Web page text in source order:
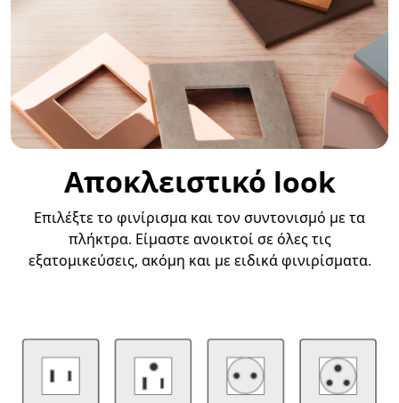
Αποκλειστικό look
Επιλέξτε το φινίρισμα και τον συντονισμό με τα
πλήκτρα. Είμαστε ανοικτοί σε όλες τις
εξατομικεύσεις, ακόμη και με ειδικά φινιρίσματα.